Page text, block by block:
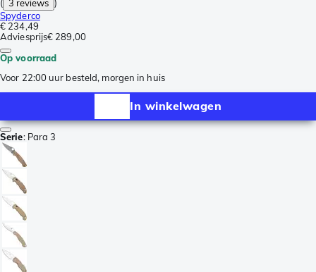
( 3 reviews )
Spyderco
€ 234,49
Adviesprijs€ 289,00
Op voorraad
Voor 22:00 uur besteld, morgen in huis
In winkelwagen
Serie: Para 3